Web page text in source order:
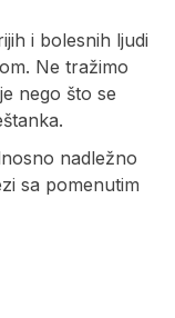
i bolesnih ljudi
Ne tražimo
nego što se
nadležno
sa pomenutim